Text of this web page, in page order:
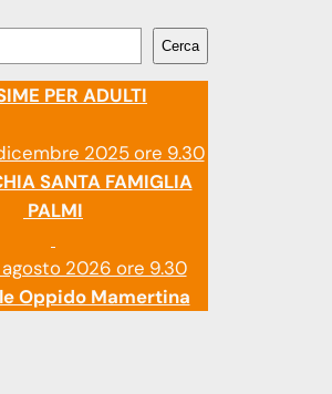
Cerca
PER ADULTI
2025 ore 9.30
SANTA FAMIGLIA
PALMI
2026 ore 9.30
Oppido Mamertina